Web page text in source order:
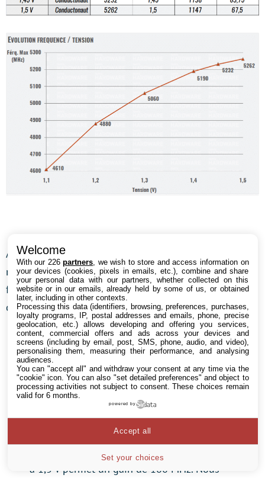
Avant de passer à un test un peu plus costaud,
regardons de plus près l’évolution de la fréquence en
fonction des tensions. En temps normal, nous parlons
descaling:
En regardant le graphique, nous pouvons
observer que le passage de 1,1 V à 1,2 V permet
un saut conséquent au niveau de la fréquence
(+270 MHz). La progression est donc très bonne,
peu de tension en plus et beaucoup de MHz.
Dans le jargon nous disons donc que «le
processeur scale bien».
Avec la même augmentation de 0,1 V, le passage
à 1,3 V permet un gain de 180 MHz. Nous
Welcome
With our 226partners , we wish to store and access information on
your devices (cookies, pixels in emails, etc.), combine and share
your personal data with our partners, whether collected on this
website or in our emails, already held by some of us, or obtained
later, including in other contexts.
Processing this data (identifiers, browsing, preferences, purchases,
loyalty programs, IP, postal addresses and emails, phone, precise
geolocation, etc.) allows developing and offering you services,
content, commercial offers and ads across your devices and
screens (including by email, post, SMS, phone, audio, and video),
personalising them, measuring their performance, and analysing
audiences.
You can "accept all" and withdraw your consent at any time via the
"cookie" icon. You can also "set detailed preferences" and object to
processing activities not subject to consent. These choices remain
valid for 6 months.
powered by
Set your choices
Accept all